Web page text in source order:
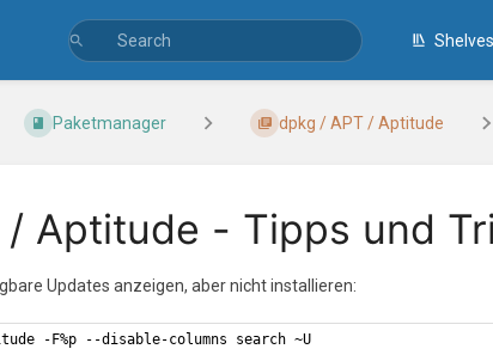
Shelves
Paketmanager dpkg / APT / Aptitude
/ Aptitude - Tipps und
Updates anzeigen, aber nicht installieren:
-F%p --disable-columns search ~U